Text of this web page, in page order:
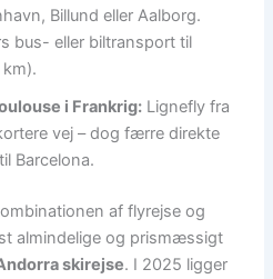
Billund eller Aalborg.
bus- eller biltransport til
i Frankrig: Lignefly fra
vej – dog færre direkte
Barcelona.
af flyrejse og
almindelige og prismæssigt
skirejse. I 2025 ligger